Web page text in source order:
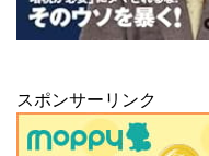
スポンサーリンク